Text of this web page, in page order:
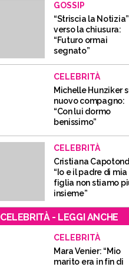
GOSSIP
“Striscia la Notizia”
verso la chiusura:
“Futuro ormai
segnato”
CELEBRITÀ
Michelle Hunziker
nuovo compagno:
“Con lui dormo
benissimo”
CELEBRITÀ
Cristiana
“Io e il padre di mia
figlia non stiamo
insieme”
CELEBRITÀ - LEGGI ANCHE
CELEBRITÀ
Mara Venier: “Mio
marito era in fin di